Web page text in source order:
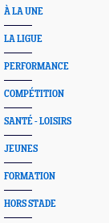
À LA UNE
LA LIGUE
PERFORMANCE
COMPÉTITION
SANTÉ - LOISIRS
JEUNES
FORMATION
HORS STADE